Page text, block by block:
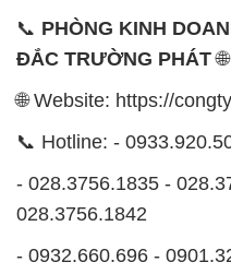
📞 PHÒNG KINH
ĐẮC TRƯỜNG PHÁT🌐
🌐 Website: https://
📞 Hotline: -
- 028.3756.1835 -
028.3756.1842
- 0932.660.696 -